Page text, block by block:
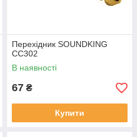
Перехідник SOUNDKING
CC302
В наявності
67 ₴
Купити